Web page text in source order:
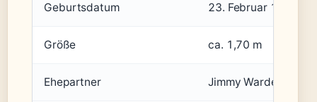
Geburtsdatum 23. Februar 1992
Größe ca. 1,70 m
Ehepartner Jimmy Warden